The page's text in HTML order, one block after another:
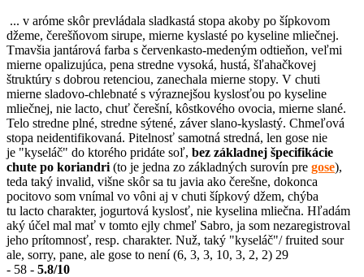
... v aróme skôr prevládala sladkastá stopa akoby po šípkovom
džeme, čerešňovom sirupe, mierne kyslasté po kyseline mliečnej.
Tmavšia jantárová farba s červenkasto-medeným odtieňon, veľmi
mierne opalizujúca, pena stredne vysoká, hustá, šľahačkovej
štruktúry s dobrou retenciou, zanechala mierne stopy. V chuti
mierne sladovo-chlebnaté s výraznejšou kyslosťou po kyseline
mliečnej, nie lacto, chuť čerešní, kôstkového ovocia, mierne slané.
Telo stredne plné, stredne sýtené, záver slano-kyslastý. Chmeľová
stopa neidentifikovaná. Pitelnosť samotná stredná, len gose nie
je "kyseláč" do ktorého pridáte soľ, bez základnej špecifikácie
chute po koriandri (to je jedna zo základných surovín pre gose),
teda taký invalid, višne skôr sa tu javia ako čerešne, dokonca
pocitovo som vnímal vo vôni aj v chuti šípkový džem, chýba
tu lacto charakter, jogurtová kyslosť, nie kyselina mliečna. Hľadám
aký účel mal mať v tomto ejly chmeľ Sabro, ja som nezaregistroval
jeho prítomnosť, resp. charakter. Nuž, taký "kyseláč"/ fruited sour
ale, sorry, pane, ale gose to není (6, 3, 3, 10, 3, 2, 2) 29
- 58 - 5.8/10